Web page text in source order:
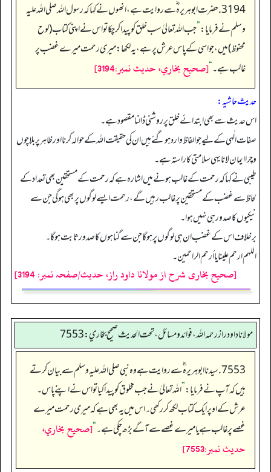
3194. حضرت ابوہریرہ ؓسے روایت ہے، انھوں نے کہا کہ رسول اللہ صلی اللہ علیہ
وسلم نے فرمایا:”جب اللہ تعالیٰ سب خلق کو پیدا کرچکا تو اس نے اپنی کتاب (لوح
محفوظ) میں، جو اسی کے پاس عرش پر ہے، یہ لکھا: میری رحمت میرے غضب پر
غالب ہے۔“[صحيح بخاري، حديث نمبر:3194]
حدیث حاشیہ:
اس حدیث سے بھی ابتدائے خلق پر روشنی ڈالنا مقصود ہے۔
صفات الٰہی کے لیے جو الفاظ وارد ہوگئے ہیں ان کی حقیقت اللہ کے حوالہ کرنا اور ظاہر پر بلا چوں
و چرا ایمان لانا یہی سلامتی کاراستہ ہے۔
طیبی نے کہا کہ رحمت کے غالب ہونے میں اشارہ ہے کہ رحمت کے مستحقین بھی تعداد کے
لحاظ سے غضب کے مستحقین پر غالب رہیں گے، رحمت ایسے لوگوں پر بھی ہوگی جن سے
نیکیوں کا صدور ہی نہیں ہوا۔
برخلاف اس کے غضب ان ہی لوگوں پر ہوگا جن سے گناہوں کا صدور ثابت ہوگا۔
اللهم ارحم علینا یا أرحم الراحمین۔
[صحیح بخاری شرح از مولانا داود راز، حدیث/صفحہ نمبر: 3194]
مولانا داود راز رحمه الله، فوائد و مسائل، تحت الحديث صحيح بخاري: 7553
7553. سیدنا ابو ہریرہ ؓ سے روایت ہے وہ نبی صلی اللہ علیہ وسلم سے بیان کرتے
ہیں کہ آپ نے فرمایا:”اللہ تعالیٰ نے جب مخلوق کو پیدا کیا تو اس نے اپنے پاس۔
عرش کے اوپر ایک کتاب لکھ کر رکھی۔ اس میں یہ بھی ہے کہ میری رحمت میرے
غصے پر غالب ہے یا میرے غصے سے آگے بڑھ چکی ہے۔“[صحيح بخاري،
حديث نمبر:7553]